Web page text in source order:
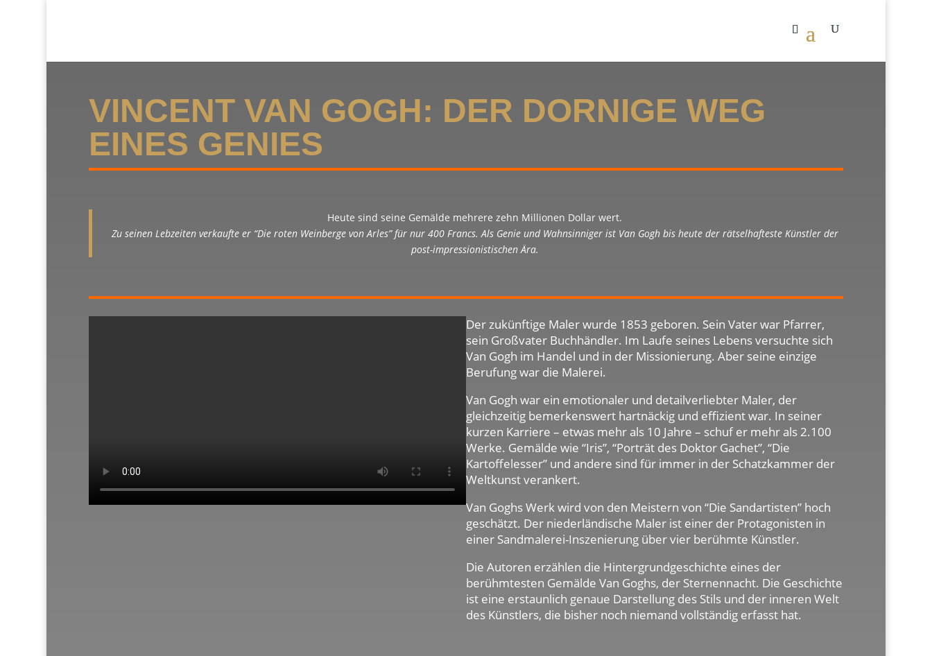
VINCENT VAN GOGH: DER DORNIGE WEG
EINES GENIES
Heute sind seine Gemälde mehrere zehn Millionen Dollar wert.
Zu seinen Lebzeiten verkaufte er “Die roten Weinberge von Arles” für nur 400 Francs. Als Genie und Wahnsinniger ist Van Gogh bis heute der rätselhafteste Künstler der
post-impressionistischen Ära.
Der zukünftige Maler wurde 1853 geboren. Sein Vater war Pfarrer,
sein Großvater Buchhändler. Im Laufe seines Lebens versuchte sich
Van Gogh im Handel und in der Missionierung. Aber seine einzige
Berufung war die Malerei.
Van Gogh war ein emotionaler und detailverliebter Maler, der
gleichzeitig bemerkenswert hartnäckig und effizient war. In seiner
kurzen Karriere – etwas mehr als 10 Jahre – schuf er mehr als 2.100
Werke. Gemälde wie “Iris”, “Porträt des Doktor Gachet”, “Die
Kartoffelesser” und andere sind für immer in der Schatzkammer der
Weltkunst verankert.
Van Goghs Werk wird von den Meistern von “Die Sandartisten” hoch
geschätzt. Der niederländische Maler ist einer der Protagonisten in
einer Sandmalerei-Inszenierung über vier berühmte Künstler.
Die Autoren erzählen die Hintergrundgeschichte eines der
berühmtesten Gemälde Van Goghs, der Sternennacht. Die Geschichte
ist eine erstaunlich genaue Darstellung des Stils und der inneren Welt
des Künstlers, die bisher noch niemand vollständig erfasst hat.